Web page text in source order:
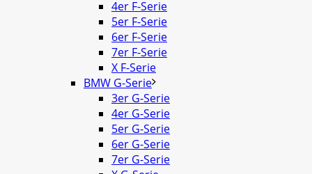
4er F-Serie
5er F-Serie
6er F-Serie
7er F-Serie
X F-Serie
BMW G-Serie
3er G-Serie
4er G-Serie
5er G-Serie
6er G-Serie
7er G-Serie